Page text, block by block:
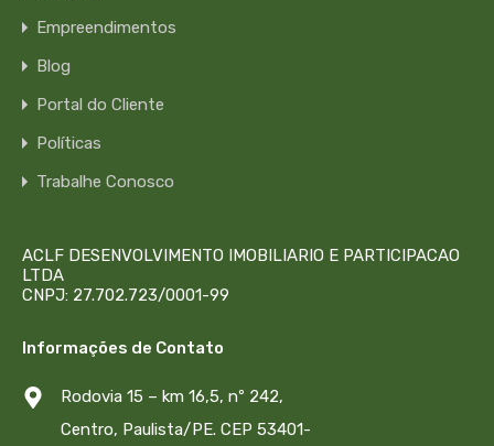
Empreendimentos
Blog
Portal do Cliente
Políticas
Trabalhe Conosco
ACLF DESENVOLVIMENTO IMOBILIARIO E PARTICIPACAO
LTDA
CNPJ: 27.702.723/0001-99
Informações de Contato
Rodovia 15 – km 16,5, nº 242,
Centro, Paulista/PE. CEP 53401-